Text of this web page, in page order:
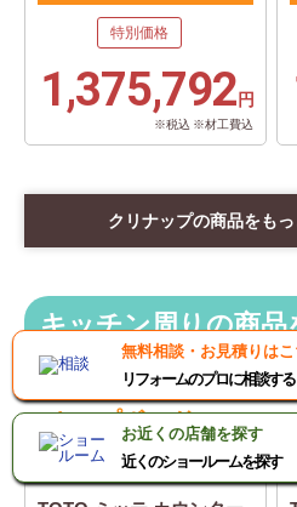
特別価格
1,375,792 円
※税込 ※材工費込
クリナップの商品をも
キッチン周りの商品
カップボード
無料相談・お見積りはこ
リフォームのプロに相談する
お近くの店舗を探す
近くのショールームを探す